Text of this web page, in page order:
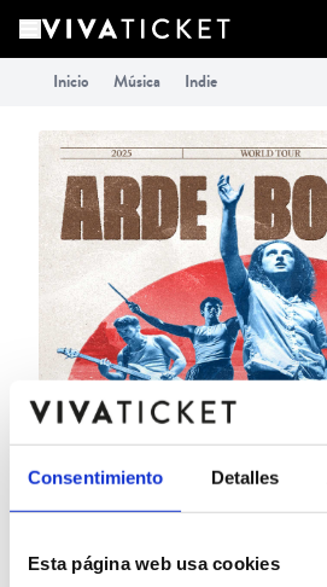
Consentimiento Detalles
Esta página web usa cookies
Inicio Música Indie